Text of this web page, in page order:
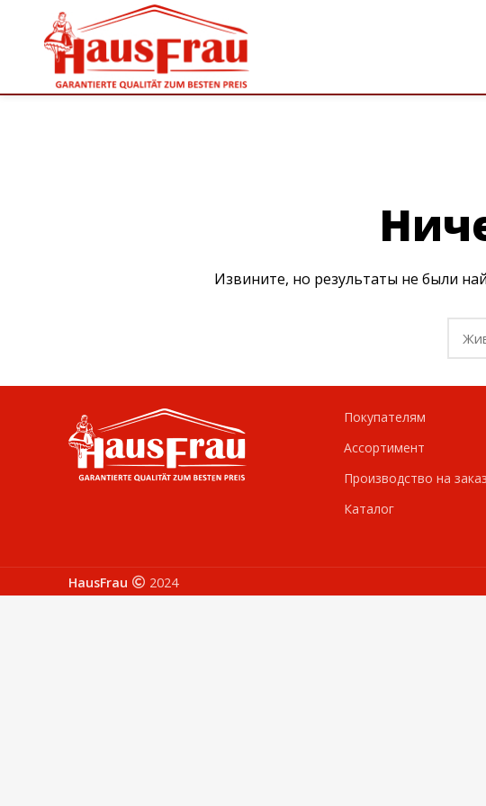
Извините, но результаты не были
Покупателям
Ассортимент
Производство на заказ
Каталог
HausFrau 2024